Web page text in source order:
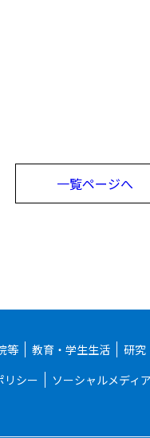
一覧ページへ
等 教育・学生生活 研究
リシー ソーシャルメディ